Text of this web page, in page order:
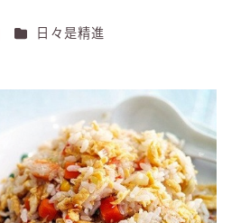
カテゴリー
日々是精進